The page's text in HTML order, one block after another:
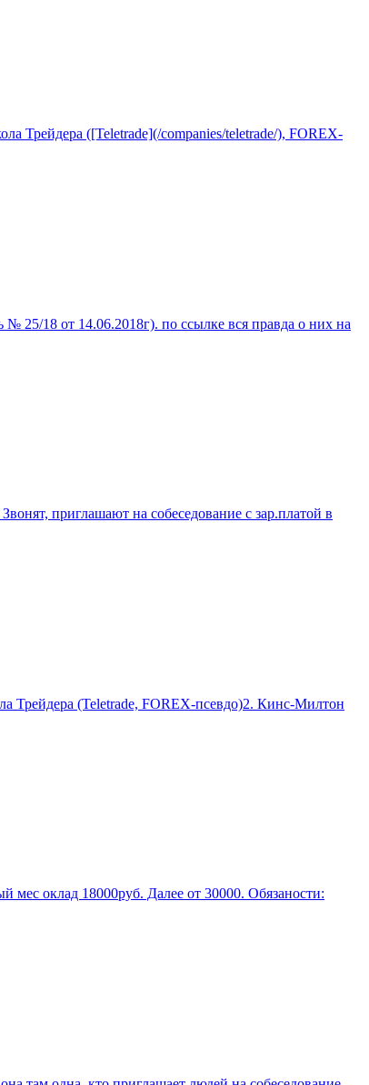
([Teletrade](/companies/teletrade/), FOREX-
25/18 от 14.06.2018г). по ссылке вся правда о них на
приглашают на собеседование с зар.платой в
(Teletrade, FOREX-псевдо)2. Кинс-Милтон
мес оклад 18000руб. Далее от 30000. Обязаности: